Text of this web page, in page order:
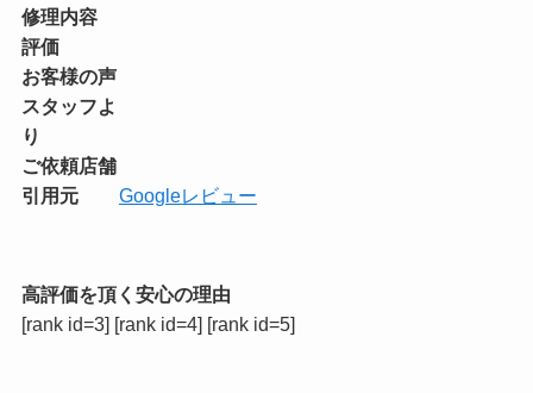
修理内容
評価
お客様の声
スタッフよ
り
ご依頼店舗
引用元
Googleレビュー
高評価を頂く安心の理由
[rank id=3] [rank id=4] [rank id=5]